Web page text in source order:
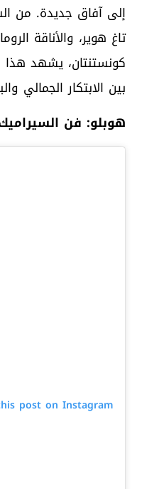
إلى آفاق جديدة. من
تاغ هوير، والأناقة
كونستنتان، يشهد
بين الابتكار الجمالي
هوبلو: فن
post on Instagram